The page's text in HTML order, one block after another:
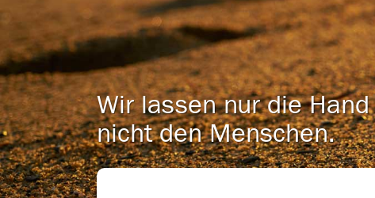
Wir lassen nur die
nicht den Menschen.